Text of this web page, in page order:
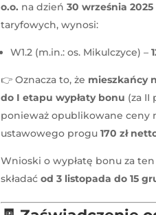
o.o. na dzień 30 września 2025
taryfowych, wynosi:
W1.2 (m.in.: os. Mikulczyce) –
👉 Oznacza to, że mieszkańcy
do I etapu wypłaty bonu (za II
ponieważ opublikowane ceny
ustawowego progu 170 zł
Wnioski o wypłatę bonu za
składać od 3 listopada do 15